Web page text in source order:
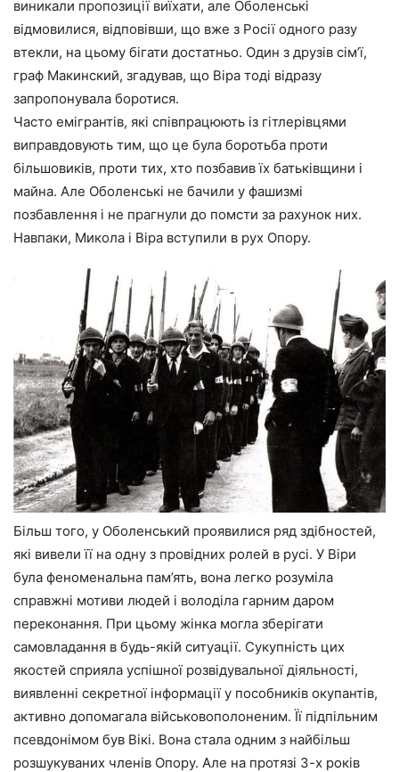
виникали пропозиції виїхати, але Оболенські
відмовилися, відповівши, що вже з Росії одного разу
втекли, на цьому бігати достатньо. Один з друзів сім’ї,
граф Макинский, згадував, що Віра тоді відразу
запропонувала боротися.
Часто емігрантів, які співпрацюють із гітлерівцями
виправдовують тим, що це була боротьба проти
більшовиків, проти тих, хто позбавив їх батьківщини і
майна. Але Оболенські не бачили у фашизмі
позбавлення і не прагнули до помсти за рахунок них.
Навпаки, Микола і Віра вступили в рух Опору.
Більш того, у Оболенський проявилися ряд здібностей,
які вивели її на одну з провідних ролей в русі. У Віри
була феноменальна пам’ять, вона легко розуміла
справжні мотиви людей і володіла гарним даром
переконання. При цьому жінка могла зберігати
самовладання в будь-якій ситуації. Сукупність цих
якостей сприяла успішної розвідувальної діяльності,
виявленні секретної інформації у пособників окупантів,
активно допомагала військовополоненим. Її підпільним
псевдонімом був Вікі. Вона стала одним з найбільш
розшукуваних членів Опору. Але на протязі 3-х років